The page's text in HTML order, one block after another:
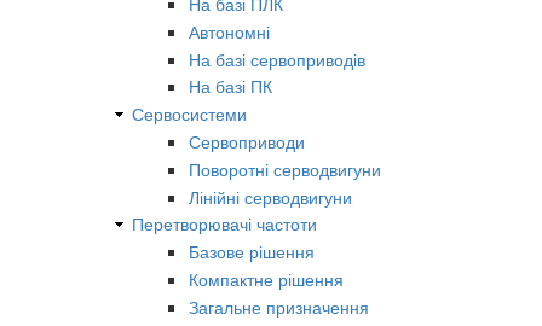
Автономні
На базі сервоприводів
На базі ПК
Сервосистеми
Сервоприводи
Поворотні серводвигуни
Лінійні серводвигуни
Перетворювачі частоти
Базове рішення
Компактне рішення
Загальне призначення